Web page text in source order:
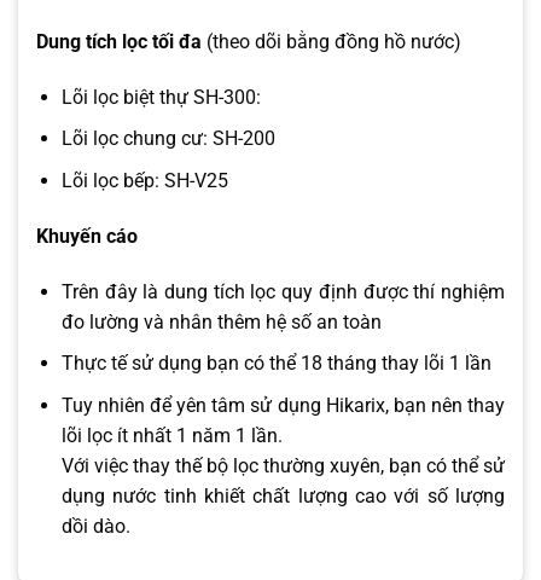
Dung tích lọc tối đa (theo dõi bằng đồng hồ nước)
Lõi lọc biệt thự SH-300:
Lõi lọc chung cư: SH-200
Lõi lọc bếp: SH-V25
Khuyến cáo
Trên đây là dung tích lọc quy định được thí nghiệm
đo lường và nhân thêm hệ số an toàn
Thực tế sử dụng bạn có thể 18 tháng thay lõi 1 lần
Tuy nhiên để yên tâm sử dụng Hikarix, bạn nên thay
lõi lọc ít nhất 1 năm 1 lần.
Với việc thay thế bộ lọc thường xuyên, bạn có thể sử
dụng nước tinh khiết chất lượng cao với số lượng
dồi dào.